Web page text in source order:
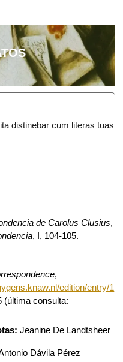
distinebar cum literas tuas
de Carolus Clusius,
, I, 104-105.
,
edition/entry/1
(última consulta:
Jeanine De Landtsheer
Dávila Pérez